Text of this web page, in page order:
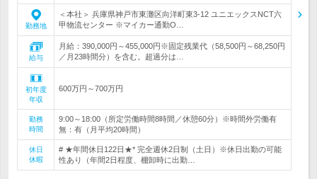
勤務地
＜本社＞ 兵庫県神戸市東灘区向洋町東3-12 ユニエックスNCT六
甲物流センター ※マイカー通勤O…
給与
月給：390,000円～455,000円※固定残業代（58,500円～68,250円
／月23時間分）を含む。超過分は…
初年度
年収
600万円～700万円
勤務
時間
9:00～18:00（所定労働時間8時間／休憩60分）※時間外労働有
無：有（月平均20時間）
休日
休暇
# ★年間休日122日★* 完全週休2日制（土日）※休日出勤の可能
性あり（年間2日程度、棚卸時に出勤…